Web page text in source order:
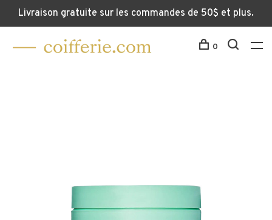
Livraison gratuite sur les commandes de 50$ et plus.
0